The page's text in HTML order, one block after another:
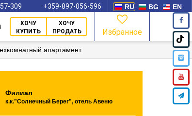
RU BG EN
309 +359-897-056-596
ХОЧУ
КУПИТЬ
ХОЧУ
ПРОДАТЬ
Избранное
апартамент.
Филиал
к.к."Солнечный Берег", отель Авеню